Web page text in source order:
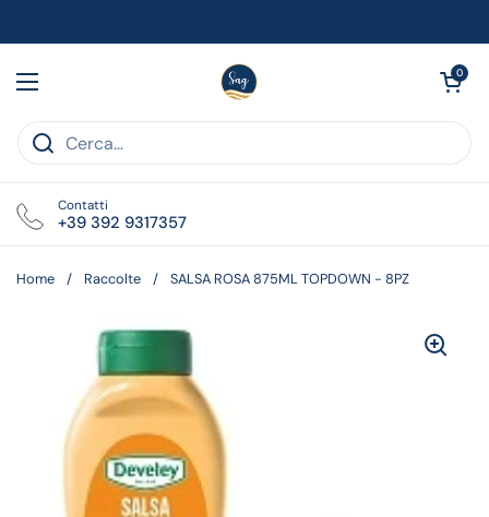
Apri menu
Apri carrello
0
Contatti
+39 392 9317357
Home / Raccolte / SALSA ROSA 875ML TOPDOWN - 8PZ